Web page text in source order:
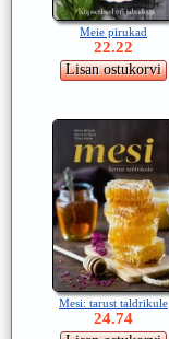
Meie pirukad
22.22
Mesi: tarust taldrikule
24.74